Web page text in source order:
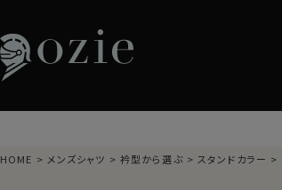
HOME メンズシャツ 衿型から選ぶ スタンドカラー